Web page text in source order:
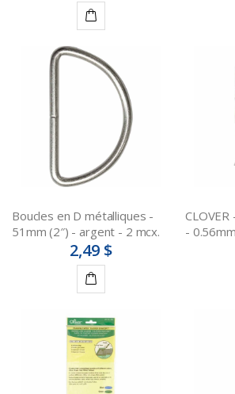
au
Boucles en D métalliques -
51mm (2″) - argent - 2 mcx.
2,49 $
au
panier
- 0.56mm